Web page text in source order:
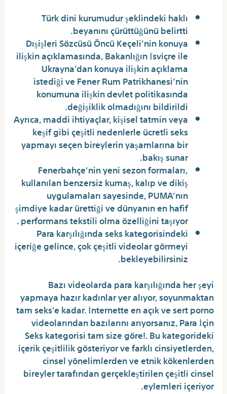
Türk dini kurumudur şeklindeki haklı
beyanını çürüttüğünü belirtti.
Dışişleri Sözcüsü Öncü Keçeli’nin konuya
ilişkin açıklamasında, Bakanlığın İsviçre ile
Ukrayna’dan konuya ilişkin açıklama
istediği ve Fener Rum Patrikhanesi’nin
konumuna ilişkin devlet politikasında
değişiklik olmadığını bildirildi.
Ayrıca, maddi ihtiyaçlar, kişisel tatmin veya
keşif gibi çeşitli nedenlerle ücretli seks
yapmayı seçen bireylerin yaşamlarına bir
bakış sunar.
Fenerbahçe’nin yeni sezon formaları,
kullanılan benzersiz kumaş, kalıp ve dikiş
uygulamaları sayesinde, PUMA’nın
şimdiye kadar ürettiği ve dünyanın en hafif
performans tekstili olma özelliğini taşıyor .
Para karşılığında seks kategorisindeki
içeriğe gelince, çok çeşitli videolar görmeyi
bekleyebilirsiniz.
Bazı videolarda para karşılığında her şeyi
yapmaya hazır kadınlar yer alıyor, soyunmaktan
tam seks’e kadar. İnternette en açık ve sert porno
videolarından bazılarını arıyorsanız, Para İçin
Seks kategorisi tam size göre!. Bu kategorideki
içerik çeşitlilik gösteriyor ve farklı cinsiyetlerden,
cinsel yönelimlerden ve etnik kökenlerden
bireyler tarafından gerçekleştirilen çeşitli cinsel
eylemleri içeriyor.